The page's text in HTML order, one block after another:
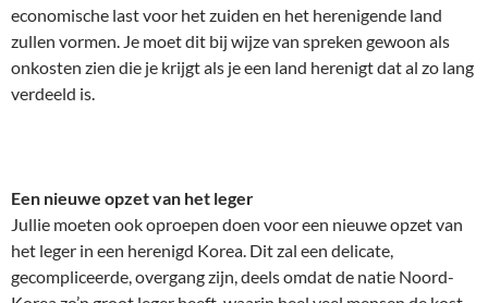
economische last voor het zuiden en het herenigende land
zullen vormen. Je moet dit bij wijze van spreken gewoon als
onkosten zien die je krijgt als je een land herenigt dat al zo lang
verdeeld is.
Een nieuwe opzet van het leger
Jullie moeten ook oproepen doen voor een nieuwe opzet van
het leger in een herenigd Korea. Dit zal een delicate,
gecompliceerde, overgang zijn, deels omdat de natie Noord-